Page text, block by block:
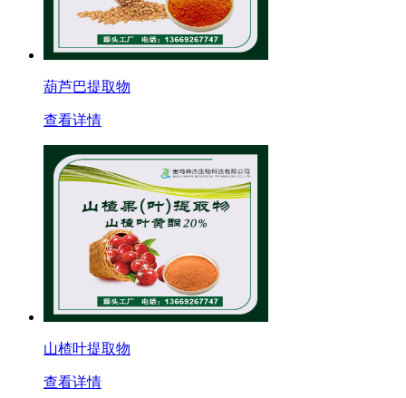
葫芦巴提取物
查看详情
山楂叶提取物
查看详情